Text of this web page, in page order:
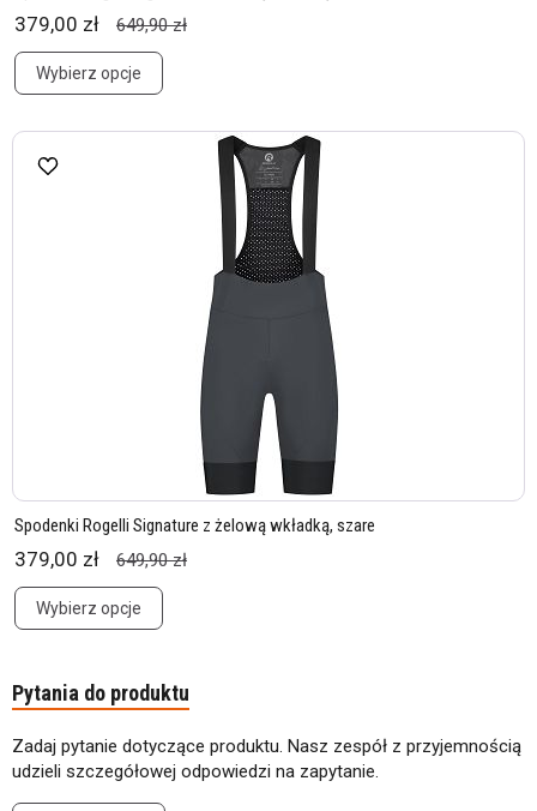
379,00 zł 649,90 zł
Wybierz opcje
Spodenki Rogelli Signature z żelową wkładką, szare
379,00 zł 649,90 zł
Wybierz opcje
Pytania do produktu
Zadaj pytanie dotyczące produktu. Nasz zespół z przyjemnością
udzieli szczegółowej odpowiedzi na zapytanie.